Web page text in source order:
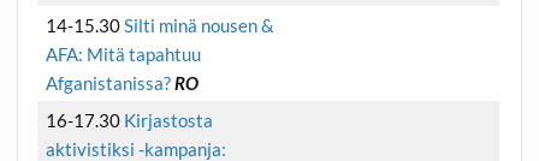
14-15.30Silti minä nousen &
AFA: Mitä tapahtuu
Afganistanissa?RO
16-17.30 Kirjastosta
aktivistiksi -kampanja: